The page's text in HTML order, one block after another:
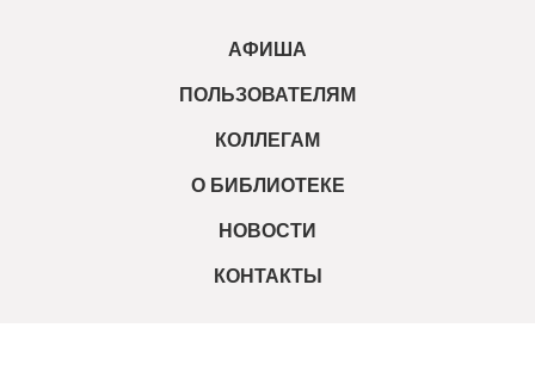
АФИША
ПОЛЬЗОВАТЕЛЯМ
КОЛЛЕГАМ
О БИБЛИОТЕКЕ
НОВОСТИ
КОНТАКТЫ